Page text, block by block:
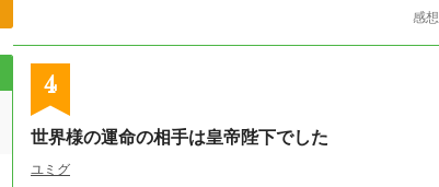
感
4
世界様の運命の相手は皇帝陛下でした
ユミグ